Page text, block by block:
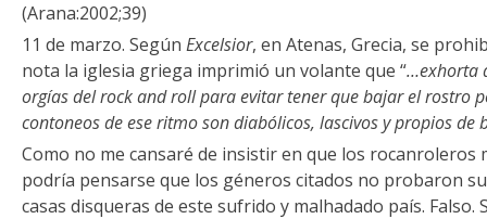
(Arana:2002;39)
11 de marzo. Según Excelsior, en Atenas, Grecia, se
nota la iglesia griega imprimió un volante que “…exhorta
orgías del rock and roll para evitar tener que bajar el rostro
contoneos de ese ritmo son diabólicos, lascivos y propios de
Como no me cansaré de insistir en que los rocanroleros
podría pensarse que los géneros citados no probaron
casas disqueras de este sufrido y malhadado país. Falso.